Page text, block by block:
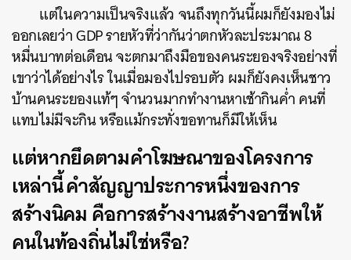
แต่ในความเป็นจริงแล้ว จนถึงทุกวันนี้ผมก็ยังมองไม่
ออกเลยว่า GDP รายหัวที่ว่ากันว่าตกหัวละประมาณ 8
หมื่นบาทต่อเดือน จะตกมาถึงมือของคนระยองจริงอย่างที่
เขาว่าได้อย่างไร ในเมื่อมองไปรอบตัว ผมก็ยังคงเห็นชาว
บ้านคนระยองแท้ๆ จำนวนมากทำงานหาเช้ากินค่ำ คนที่
แทบไม่มีจะกิน หรือแม้กระทั่งขอทานก็มีให้เห็น
แต่หากยึดตามคำโฆษณาของโครงการ
เหล่านี้คำสัญญาประการหนึ่งของการ
สร้างนิคม คือการสร้างงานสร้างอาชีพให้
คนในท้องถิ่นไม่ใช่หรือ?